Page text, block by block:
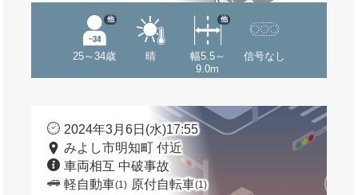
25～34歳
他
晴
幅5.5～
9.0m
他
信号なし
2024年3月6日(水)17:55
みよし市明知町 付近
車両相互 中破事故
軽自動車(1) 原付自転車(1)